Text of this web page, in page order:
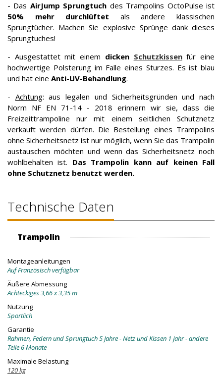
- Das AirJump Sprungtuch des Trampolins OctoPulse ist
50% mehr durchlüftet als andere klassischen
Sprungtücher. Machen Sie explosive Sprünge dank dieses
Sprungtuches!
- Ausgestattet mit einem dicken Schutzkissenfür eine
hochwertige Polsterung im Falle eines Sturzes. Es ist blau
und hat eine Anti-UV-Behandlung.
- Achtung: aus legalen und Sicherheitsgründen und nach
Norm NF EN 71-14 - 2018 erinnern wir sie, dass die
Freizeittrampoline nur mit einem seitlichen Schutznetz
verkauft werden dürfen. Die Bestellung eines Trampolins
ohne Sicherheitsnetz ist nur möglich, wenn Sie das Trampolin
austauschen möchten und wenn das Sicherheitsnetz noch
wohlbehalten ist. Das Trampolin kann auf keinen Fall
ohne Schutznetz benutzt werden.
Technische Daten
Trampolin
Montageanleitungen
Auf Französisch verfügbar
Äußere Abmessung
Achteckiges 3,66 x 3,35 m
Nutzung
Sportlich
Garantie
Rahmen, Federn und Sprungtuch 5 Jahre - Netz und Kissen 1 Jahr - andere
Teile 6 Monate
Maximale Belastung
120 kg